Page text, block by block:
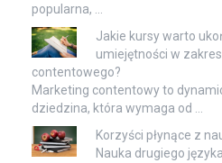
popularna, …
Jakie kursy warto
umiejętności w
contentowego?
Marketing contentowy to
dziedzina, która wymaga od …
Korzyści płynące z
Nauka drugiego